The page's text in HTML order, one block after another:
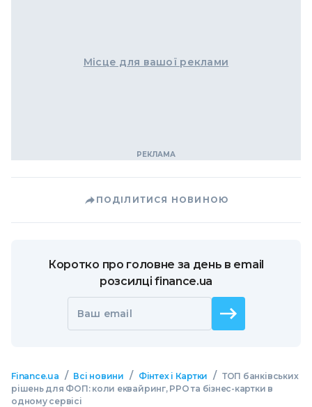
Місце для вашої реклами
ПОДІЛИТИСЯ НОВИНОЮ
Коротко про головне за день в email
розсилці finance.ua
Ваш email
Finance.ua / Всі новини / Фінтех і Картки / ТОП банківських
рішень для ФОП: коли еквайринг, РРО та бізнес-картки в
одному сервісі